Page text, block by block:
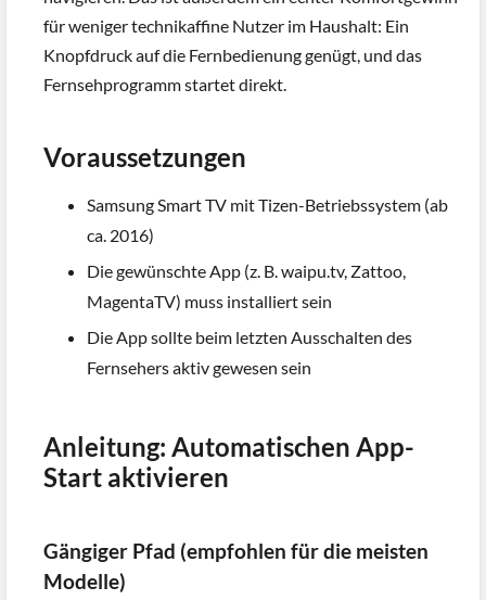
für weniger technikaffine Nutzer im Haushalt: Ein
Knopfdruck auf die Fernbedienung genügt, und das
Fernsehprogramm startet direkt.
Voraussetzungen
Samsung Smart TV mit Tizen-Betriebssystem (ab
ca. 2016)
Die gewünschte App (z. B. waipu.tv, Zattoo,
MagentaTV) muss installiert sein
Die App sollte beim letzten Ausschalten des
Fernsehers aktiv gewesen sein
Anleitung: Automatischen App-
Start aktivieren
Gängiger Pfad (empfohlen für die meisten
Modelle)